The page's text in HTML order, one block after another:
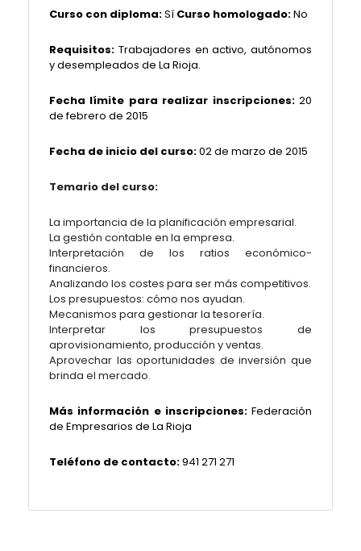
Curso con diploma:Sí Curso homologado:No
Requisitos: Trabajadores en activo, autónomos
y desempleados de La Rioja.
Fecha límite para realizar inscripciones:20
de febrero de 2015
Fecha de inicio del curso:02 de marzo de 2015
Temario del curso:
La importancia de la planificación empresarial.
La gestión contable en la empresa.
Interpretación de los ratios económico-
financieros.
Analizando los costes para ser más competitivos.
Los presupuestos: cómo nos ayudan.
Mecanismos para gestionar la tesorería.
Interpretar los presupuestos de
aprovisionamiento, producción y ventas.
Aprovechar las oportunidades de inversión que
brinda el mercado.
Más información e inscripciones:Federación
de Empresarios de La Rioja
Teléfono de contacto:941 271 271